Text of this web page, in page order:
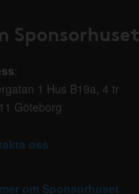
Sponsorhuset
:
1 Hus B19a, 4 tr
Göteborg
oss
om Sponsorhuset